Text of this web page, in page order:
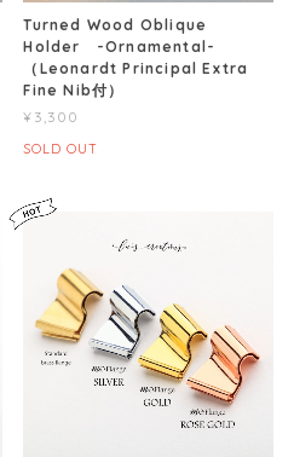
Turned Wood Oblique
Holder -Ornamental-
（Leonardt Principal Extra
Fine Nib付）
¥3,300
SOLD OUT